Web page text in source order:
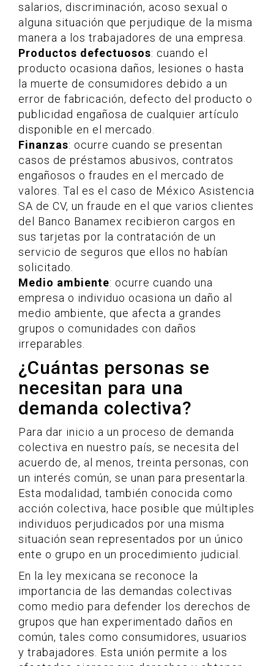
salarios, discriminación, acoso sexual o
alguna situación que perjudique de la misma
manera a los trabajadores de una empresa.
Productos defectuosos: cuando el
producto ocasiona daños, lesiones o hasta
la muerte de consumidores debido a un
error de fabricación, defecto del producto o
publicidad engañosa de cualquier artículo
disponible en el mercado.
Finanzas: ocurre cuando se presentan
casos de préstamos abusivos, contratos
engañosos o fraudes en el mercado de
valores. Tal es el caso de México Asistencia
SA de CV, un fraude en el que varios clientes
del Banco Banamex recibieron cargos en
sus tarjetas por la contratación de un
servicio de seguros que ellos no habían
solicitado.
Medio ambiente: ocurre cuando una
empresa o individuo ocasiona un daño al
medio ambiente, que afecta a grandes
grupos o comunidades con daños
irreparables.
¿Cuántas personas se
necesitan para una
demanda colectiva?
Para dar inicio a un proceso de demanda
colectiva en nuestro país, se necesita del
acuerdo de, al menos, treinta personas, con
un interés común, se unan para presentarla.
Esta modalidad, también conocida como
acción colectiva, hace posible que múltiples
individuos perjudicados por una misma
situación sean representados por un único
ente o grupo en un procedimiento judicial.
En la ley mexicana se reconoce la
importancia de las demandas colectivas
como medio para defender los derechos de
grupos que han experimentado daños en
común, tales como consumidores, usuarios
y trabajadores. Esta unión permite a los